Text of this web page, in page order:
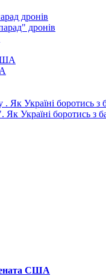
дронів
Україні боротись з
США